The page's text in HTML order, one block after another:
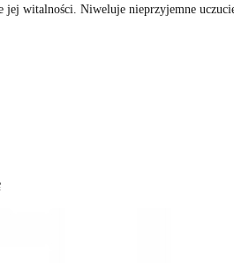
witalności. Niweluje nieprzyjemne